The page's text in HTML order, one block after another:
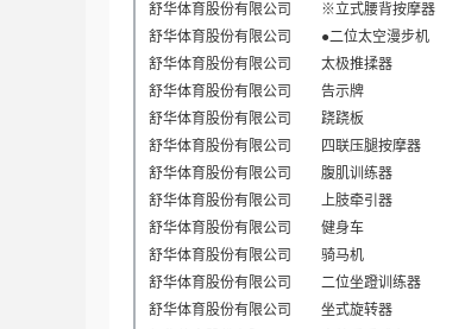
舒华体育股份有限公司
※立式腰背按摩器
舒华体育股份有限公司
●二位太空漫步机
舒华体育股份有限公司
太极推揉器
舒华体育股份有限公司
告示牌
舒华体育股份有限公司
跷跷板
舒华体育股份有限公司
四联压腿按摩器
舒华体育股份有限公司
腹肌训练器
舒华体育股份有限公司
上肢牵引器
舒华体育股份有限公司
健身车
舒华体育股份有限公司
骑马机
舒华体育股份有限公司
二位坐蹬训练器
舒华体育股份有限公司
坐式旋转器